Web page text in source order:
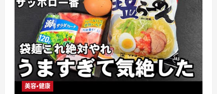
美容・健康